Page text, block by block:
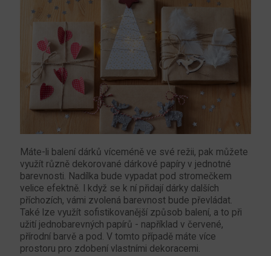
Máte-li balení dárků víceméně ve své režii, pak můžete
využít různě dekorované dárkové papíry v jednotné
barevnosti. Nadílka bude vypadat pod stromečkem
velice efektně. I když se k ní přidají dárky dalších
příchozích, vámi zvolená barevnost bude převládat.
Také lze využít sofistikovanější způsob balení, a to při
užití jednobarevných papírů - například v červené,
přírodní barvě a pod. V tomto případě máte více
prostoru pro zdobení vlastními dekoracemi.